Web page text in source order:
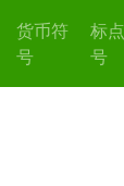
货币符
号
标
号